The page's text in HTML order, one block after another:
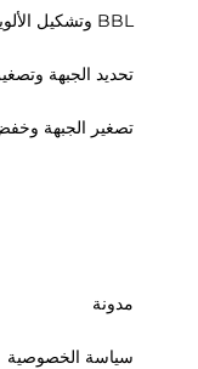
BBL وتشكيل الألوية
تحديد الجبهة
تصغير الجبهة
مدونة
سياسة الخصوصية